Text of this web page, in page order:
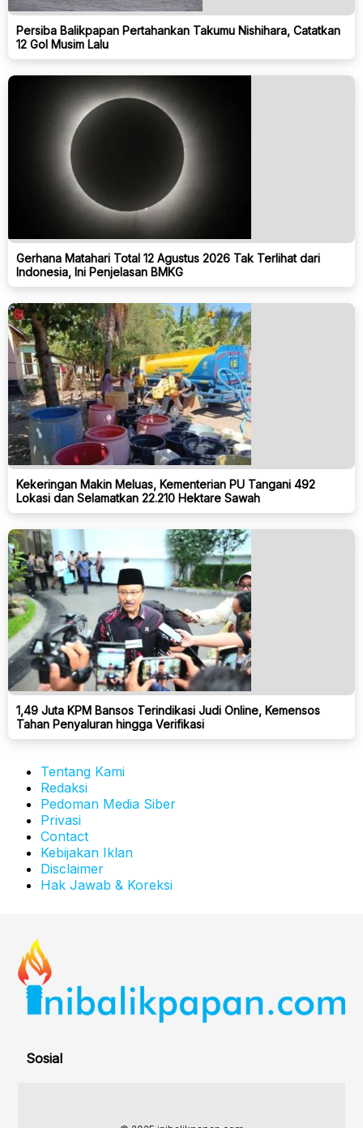
Persiba Balikpapan Pertahankan Takumu Nishihara, Catatkan
12 Gol Musim Lalu
Gerhana Matahari Total 12 Agustus 2026 Tak Terlihat dari
Indonesia, Ini Penjelasan BMKG
Kekeringan Makin Meluas, Kementerian PU Tangani 492
Lokasi dan Selamatkan 22.210 Hektare Sawah
1,49 Juta KPM Bansos Terindikasi Judi Online, Kemensos
Tahan Penyaluran hingga Verifikasi
Tentang Kami
Redaksi
Pedoman Media Siber
Privasi
Contact
Kebijakan Iklan
Disclaimer
Hak Jawab & Koreksi
Sosial